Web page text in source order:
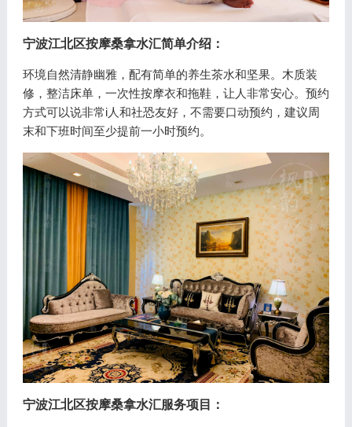
宁波江北区按摩桑拿水汇简单介绍：
环境自然清静幽雅，配有简单的养生茶水和坚果。木质装
修，整洁床单，一次性按摩衣和拖鞋，让人非常安心。预约
方式可以说非常i人和社恐友好，不需要口动预约，建议周
末和下班时间至少提前一小时预约。
宁波江北区按摩桑拿水汇服务项目：